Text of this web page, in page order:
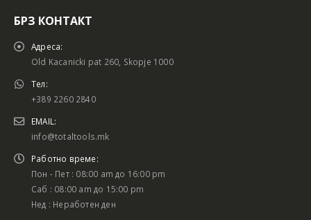
БРЗ КОНТАКТ
Адреса:
Old Kacanicki pat 260, Skopje 1000
Тел:
+389 2260 2840
EMAIL:
info@totaltools.mk
Работно време:
Пон - Пет : 08:00 am до 16:00 pm
Саб : 08:00 am до 15:00 pm
Нед : Неработен ден